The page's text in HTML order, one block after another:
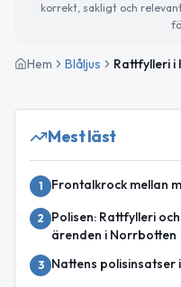
korrekt, sakligt och
Hem Blåljus
Mest läst
1 Frontalkrock mellan
2
Polisen: Rattfylleri
ärenden i Norrbotten
3 Nattens polisinsatser